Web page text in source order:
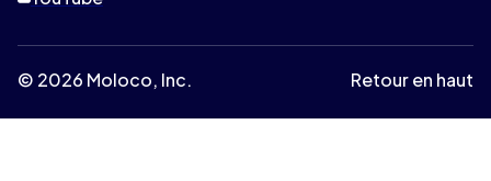
© 2026 Moloco, Inc. Retour en haut